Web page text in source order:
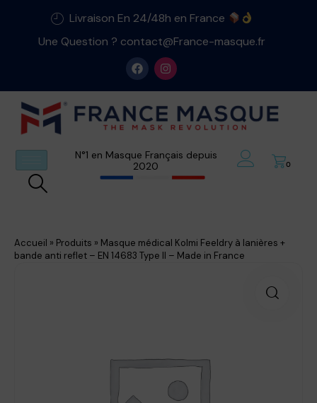
Livraison En 24/48h en France
Une Question ? contact@France-masque.fr
N°1 en Masque Français depuis
2020
0
Accueil » Produits » Masque médical Kolmi Feeldry à lanières +
bande anti reflet – EN 14683 Type II – Made in France